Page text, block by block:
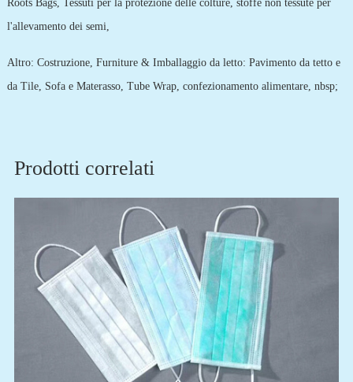
Roots Bags, Tessuti per la protezione delle colture, stoffe non tessute per
l'allevamento dei semi,
Altro: Costruzione, Furniture & Imballaggio da letto: Pavimento da tetto e
da Tile, Sofa e Materasso, Tube Wrap, confezionamento alimentare, nbsp;
Prodotti correlati